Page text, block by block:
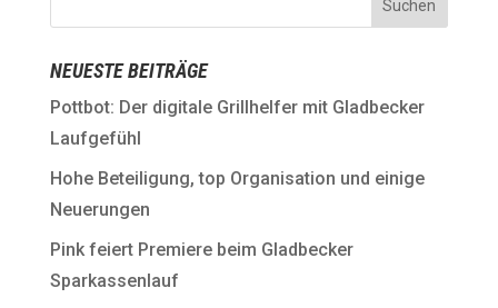
NEUESTE BEITRÄGE
Pottbot: Der digitale Grillhelfer mit Gladbecker
Laufgefühl
Hohe Beteiligung, top Organisation und einige
Neuerungen
Pink feiert Premiere beim Gladbecker
Sparkassenlauf